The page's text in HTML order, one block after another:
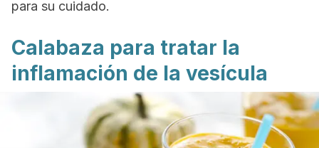
para su cuidado.
Calabaza para tratar la
inflamación de la vesícula